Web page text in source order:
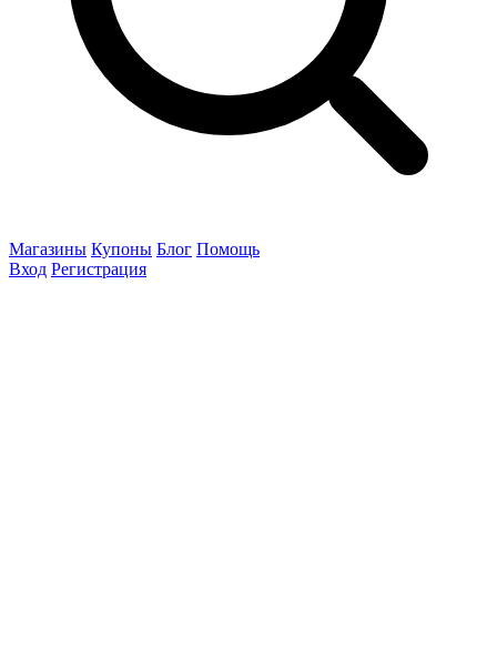
Магазины Купоны Блог Помощь
Вход Регистрация